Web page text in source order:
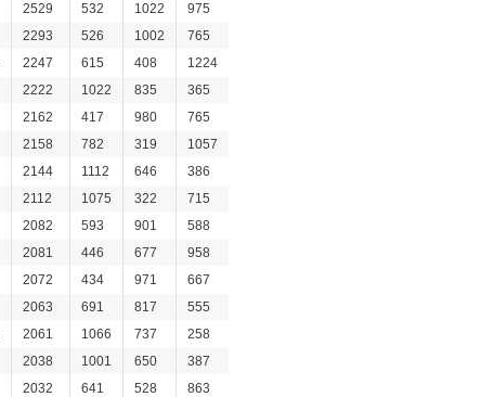
2529 532 1022
975
2293 526 1002
765
2247 615 408
1224
2222 1022 835
365
2162 417 980
765
2158 782 319
1057
2144 1112 646
386
2112 1075 322
715
2082 593 901
588
2081 446 677
958
2072 434 971
667
2063 691 817
555
2061 1066 737
258
2038 1001 650
387
2032 641 528
863